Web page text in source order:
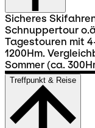
Sicheres
Schnuppertour
Tagestouren mit
1200Hm.
Sommer (ca.
Treffpunkt & Reise